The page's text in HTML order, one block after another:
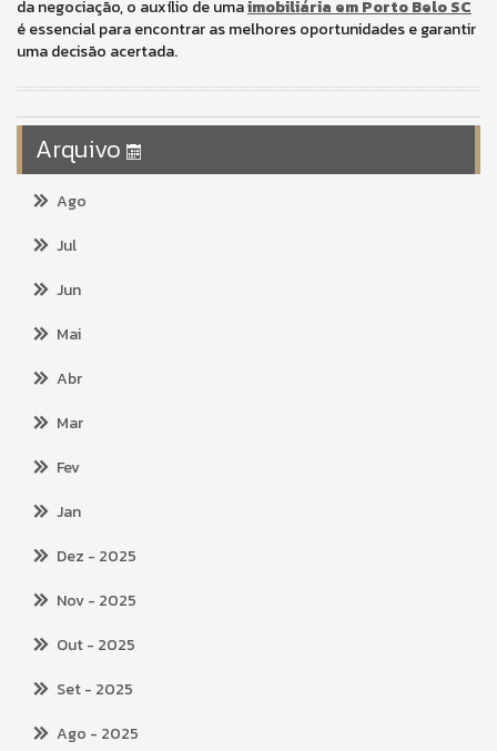
da negociação, o auxílio de umaimobiliária em Porto Belo SC
é essencial para encontrar as melhores oportunidades e garantir
uma decisão acertada.
Arquivo
Ago
Jul
Jun
Mai
Abr
Mar
Fev
Jan
Dez - 2025
Nov- 2025
Out- 2025
Set- 2025
Ago - 2025